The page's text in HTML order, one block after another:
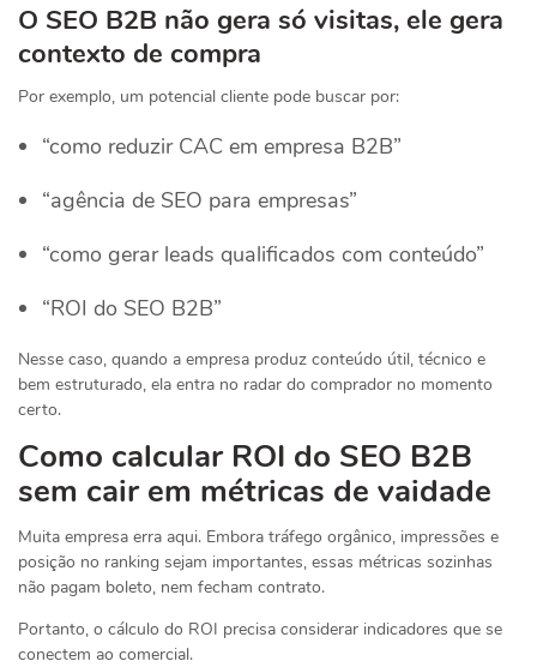
O SEO B2B não gera só visitas, ele gera
contexto de compra
Por exemplo, um potencial cliente pode buscar por:
“como reduzir CAC em empresa B2B”
“agência de SEO para empresas”
“como gerar leads qualificados com conteúdo”
“ROI do SEO B2B”
Nesse caso, quando a empresa produz conteúdo útil, técnico e
bem estruturado, ela entra no radar do comprador no momento
certo.
Como calcular ROI do SEO B2B
sem cair em métricas de vaidade
Muita empresa erra aqui. Embora tráfego orgânico, impressões e
posição no ranking sejam importantes, essas métricas sozinhas
não pagam boleto, nem fecham contrato.
Portanto, o cálculo do ROI precisa considerar indicadores que se
conectem ao comercial.